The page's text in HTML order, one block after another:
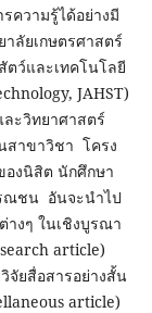
ความรู้ได้อย่างมี
ลัยเกษตรศาสตร์
ตว์และเทคโนโลยี
JAHST)
ะวิทยาศาสตร์
สาขาวิชา โครง
งนิสิต นักศึกษา
ณชน อันจะนำไป
งๆ ในเชิงบูรณา
article)
จัยสื่อสารอย่างสั้น
article)